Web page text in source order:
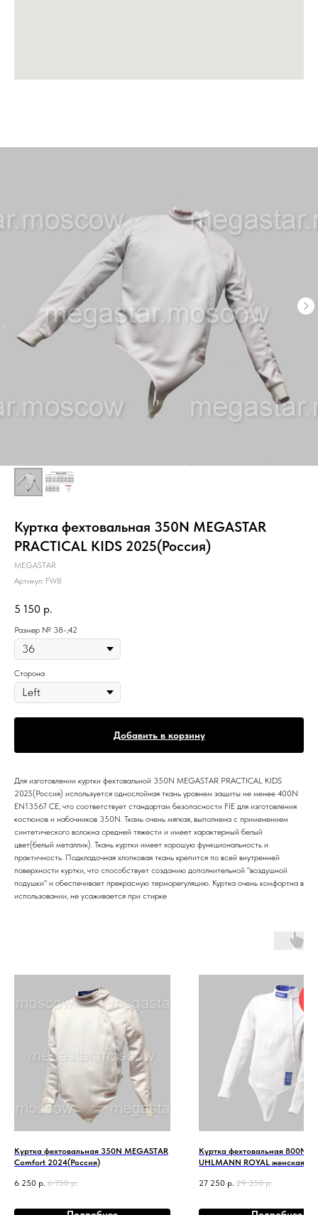
Куртка фехтовальная 350N MEGASTAR
PRACTICAL KIDS 2025(Россия)
MEGASTAR
Артикул: FW8
5 150 р.
Размер № 38-;42
Сторона
Добавить в корзину
Для изготовлении куртки фехтовальной 350N MEGASTAR PRACTICAL KIDS
2025(Россия) используется однослойная ткань уровнем защиты не менее 400N
EN13567 CE, что соответствует стандартам безопасности FIE для изготовления
костюмов и набочников 350N. Ткань очень мягкая, выполнена с применением
синтетического волокна средней тяжести и имеет характерный белый
цвет(белый металлик). Ткань куртки имеет хорошую функциональность и
практичность. Подкладочная хлопковая ткань крепится по всей внутренней
поверхности куртки, что способствует созданию дополнительной "воздушной
подушки" и обеспечивает прекрасную терморегуляцию. Куртка очень комфортна в
использовании, не усаживается при стирке
Куртка фехтовальная 350N MEGASTAR
Comfort 2024(Россия)
6 250 р. 6 750 р.
Куртка фехтовальная 800N
UHLMANN ROYAL женская
27 250 р. 29 350 р.